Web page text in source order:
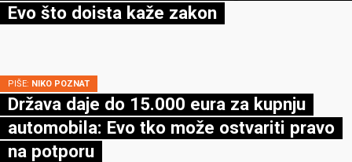
Evo što doista kaže zakon
PIŠE: NIKO POZNAT
Država daje do 15.000 eura za kupnju
automobila: Evo tko može ostvariti pravo
na potporu